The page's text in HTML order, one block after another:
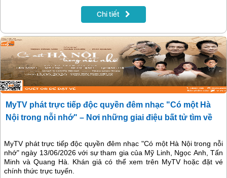
Chi tiết
MyTV phát trực tiếp độc quyền đêm nhạc "Có một Hà
Nội trong nỗi nhớ" – Nơi những giai điệu bất tử tìm về
MyTV phát trực tiếp độc quyền đêm nhạc "Có một Hà Nội trong nỗi
nhớ" ngày 13/06/2026 với sự tham gia của Mỹ Linh, Ngọc Anh, Tấn
Minh và Quang Hà. Khán giả có thể xem trên MyTV hoặc đặt vé
chính thức trực tuyến.